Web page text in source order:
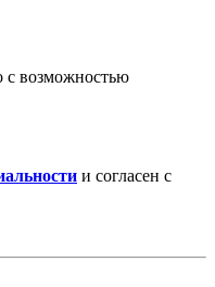
с возможностью
и согласен с